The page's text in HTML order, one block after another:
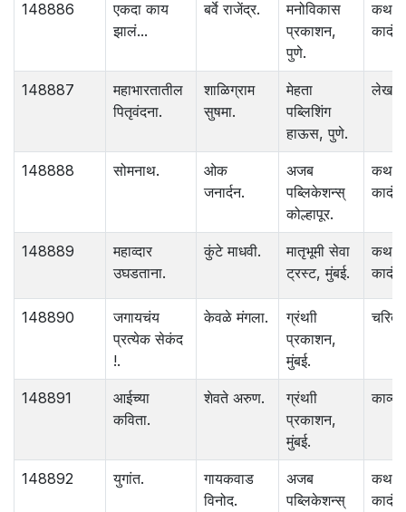
148886
एकदा काय
झालं...
बर्वे राजेंद्र.
मनोविकास
प्रकाशन,
पुणे.
कथा
148887
महाभारतातील
पितृवंदना.
शाळिग्राम
सुषमा.
मेहता
पब्लिशिंग
हाऊस, पुणे.
लेख
148888 सोमनाथ.
ओक
जनार्दन.
अजब
पब्लिकेशन्स्
कोल्हापूर.
कथा
148889
महाव्दार
उघडताना.
कुंटे माधवी.
मातृभूमी सेवा
ट्रस्ट, मुंबई.
कथा
148890
जगायचंय
प्रत्येक सेकंद
!.
केवळे मंगला.
ग्रंथाी
प्रकाशन,
मुंबई.
148891
आईच्या
कविता.
शेवते अरुण.
ग्रंथाी
प्रकाशन,
मुंबई.
काव्य.
148892 युगांत.
गायकवाड
विनोद.
अजब
पब्लिकेशन्स्
कथा